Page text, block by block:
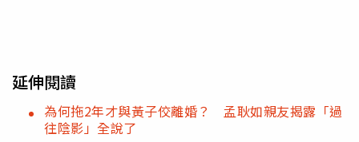
延伸閱讀
為何拖2年才與黃子佼離婚？ 孟耿如親友揭露「過
往陰影」全說了